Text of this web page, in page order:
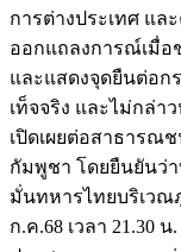
การต่างประเทศ แล
ออกแถลงการณ์เมื่อ
และแสดงจุดยืนต่อก
เท็จจริง และไม่กล่
เปิดเผยต่อสาธารณ
กัมพูชา โดยยืนยันว่
มั่นทหารไทยบริเวณ
ก.ค.68 เวลา 21.30